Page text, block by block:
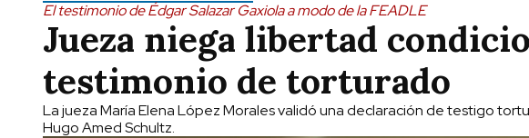
El testimonio de Édgar Salazar Gaxiola a modo de la FEADLE
Jueza niega libertad
testimonio de torturado
La jueza María Elena López Morales validó una declaración de testigo
Hugo Amed Schultz.